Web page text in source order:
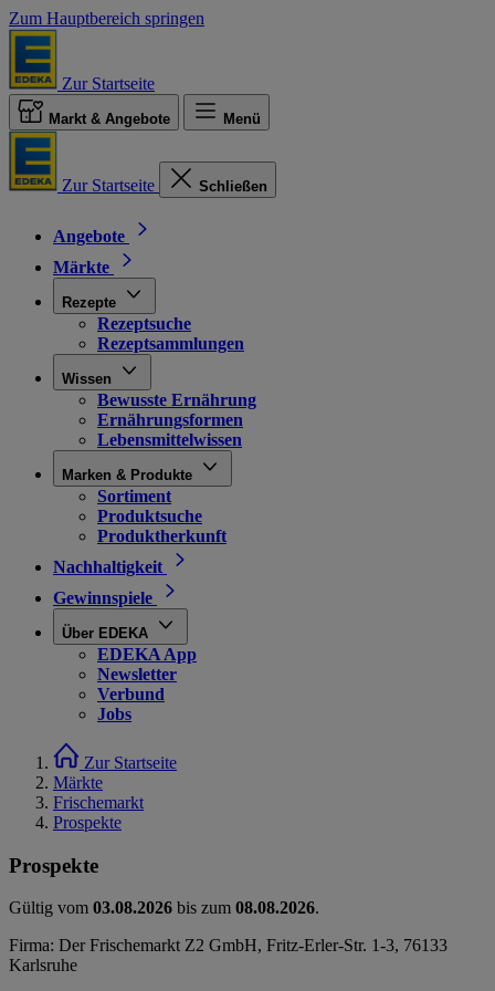
Zum Hauptbereich springen
Zur Startseite
Markt & Angebote Menü
Zur Startseite Schließen
Angebote
Märkte
Rezepte
Rezeptsuche
Rezeptsammlungen
Wissen
Bewusste Ernährung
Ernährungsformen
Lebensmittelwissen
Marken & Produkte
Sortiment
Produktsuche
Produktherkunft
Nachhaltigkeit
Gewinnspiele
Über EDEKA
EDEKA App
Newsletter
Verbund
Jobs
Zur Startseite
Märkte
Frischemarkt
Prospekte
Prospekte
Gültig vom 03.08.2026 bis zum 08.08.2026.
Firma: Der Frischemarkt Z2 GmbH, Fritz-Erler-Str. 1-3, 76133
Karlsruhe